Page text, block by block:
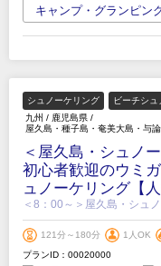
キャンプ・グランピン
シュノーケリング ビーチシ
九州 / 鹿児島県 /
屋久島・種子島・奄美大島・与
＜屋久島・シュノ
初心者歓迎のウミ
ュノーケリング【
＜8：00～＞屋久島・シュ
121分～180分 1人OK
プランID：00020000